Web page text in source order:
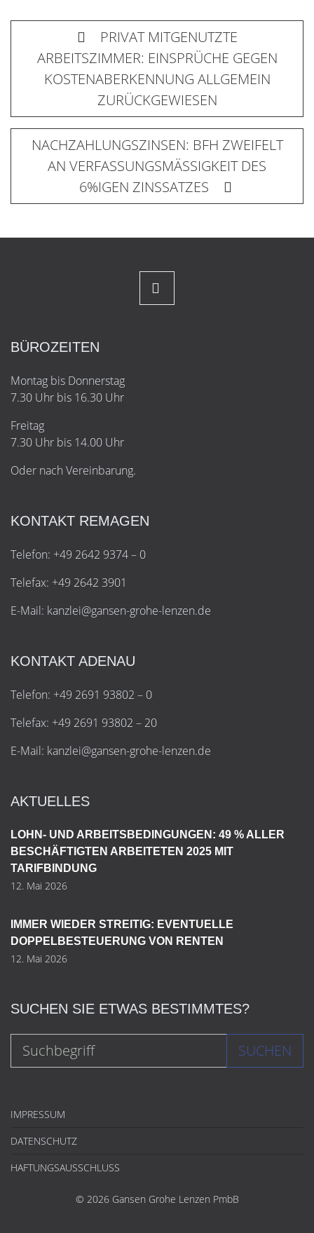
PRIVAT MITGENUTZTE
ARBEITSZIMMER: EINSPRÜCHE GEGEN
KOSTENABERKENNUNG ALLGEMEIN
ZURÜCKGEWIESEN
NACHZAHLUNGSZINSEN: BFH ZWEIFELT
AN VERFASSUNGSMÄSSIGKEIT DES
6%IGEN ZINSSATZES
BÜROZEITEN
Montag bis Donnerstag
7.30 Uhr bis 16.30 Uhr
Freitag
7.30 Uhr bis 14.00 Uhr
Oder nach Vereinbarung.
KONTAKT REMAGEN
Telefon: +49 2642 9374 – 0
Telefax: +49 2642 3901
E-Mail: kanzlei@gansen-grohe-lenzen.de
KONTAKT ADENAU
Telefon: +49 2691 93802 – 0
Telefax: +49 2691 93802 – 20
E-Mail: kanzlei@gansen-grohe-lenzen.de
AKTUELLES
LOHN- UND ARBEITSBEDINGUNGEN: 49 % ALLER
BESCHÄFTIGTEN ARBEITETEN 2025 MIT
TARIFBINDUNG
12. Mai 2026
IMMER WIEDER STREITIG: EVENTUELLE
DOPPELBESTEUERUNG VON RENTEN
12. Mai 2026
SUCHEN SIE ETWAS BESTIMMTES?
SUCHEN
IMPRESSUM
DATENSCHUTZ
HAFTUNGSAUSSCHLUSS
© 2026 Gansen Grohe Lenzen PmbB